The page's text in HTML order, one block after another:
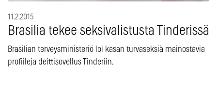
11.2.2015
Brasilia tekee seksivalistusta Tinderissä
Brasilian terveysministeriö loi kasan turvaseksiä mainostavia
profiileja deittisovellus Tinderiin.